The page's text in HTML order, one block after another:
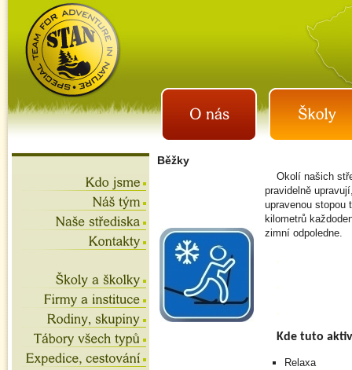
istan.cz
letní tábory 2026, školní
výlety, akce na víkend,
teambuilding
Běžky
Okolí našich
pravidelně
upravenou
kilometrů
zimní odpoledne.
.
.
.
Kde tuto
Relaxa